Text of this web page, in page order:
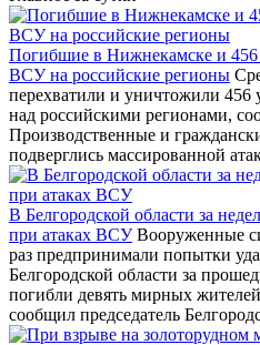
Погибшие в Нижнекамске и
ВСУ на российские регионы
перехватили и уничтожили 456
над российскими регионами,
Производственные и
подверглись массированной
В Белгородской области за
при атаках ВСУВооруженные
раз предпринимали попытки
Белгородской области за
погибли девять мирных
сообщил председатель